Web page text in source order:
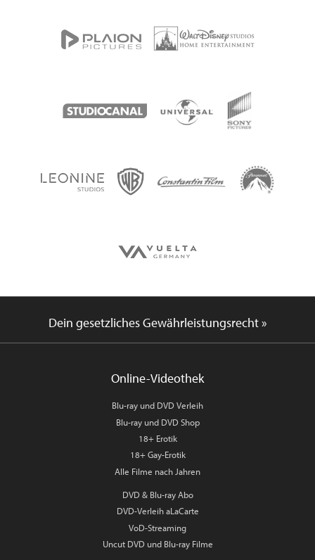
Dein gesetzliches Gewährleistungsrecht »
Online-Videothek
Blu-ray und DVD Verleih
Blu-ray und DVD Shop
18+ Erotik
18+ Gay-Erotik
Alle Filme nach Jahren
DVD & Blu-ray Abo
DVD-Verleih aLaCarte
VoD-Streaming
Uncut DVD und Blu-ray Filme